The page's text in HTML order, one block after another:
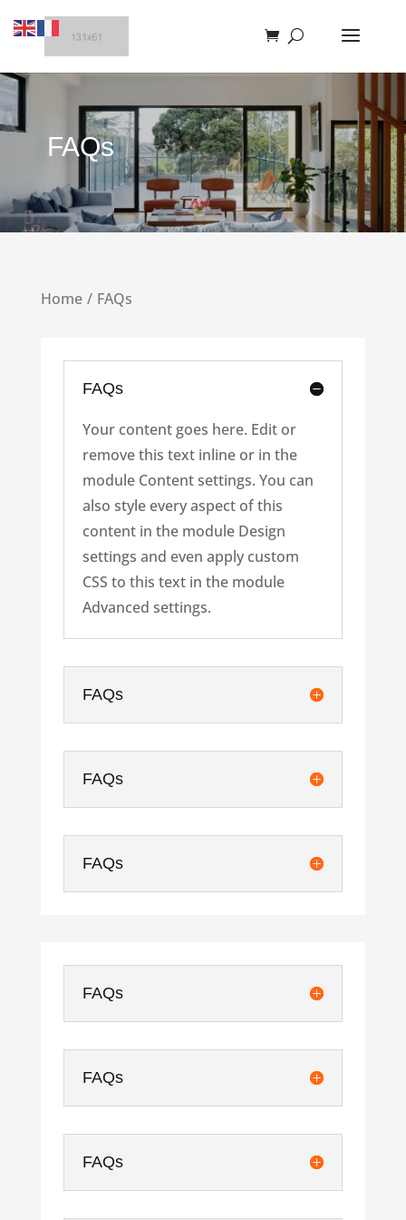
FAQs
Home FAQs
FAQs
Your content goes here. Edit or
remove this text inline or in the
module Content settings. You can
also style every aspect of this
content in the module Design
settings and even apply custom
CSS to this text in the module
Advanced settings.
FAQs
FAQs
FAQs
FAQs
FAQs
FAQs